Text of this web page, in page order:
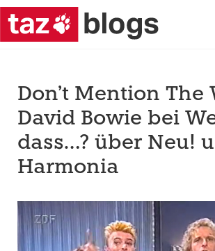
Don’t Mention The
David Bowie bei
dass…? über Neu!
Harmonia